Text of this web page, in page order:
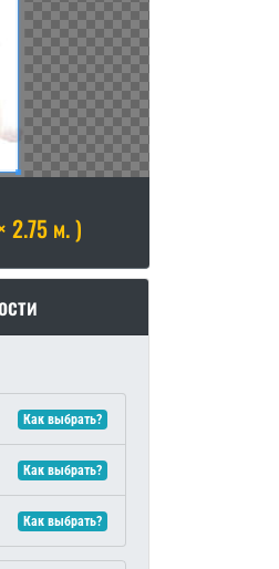
2.75 м. )
Как выбрать?
Как выбрать?
Как выбрать?